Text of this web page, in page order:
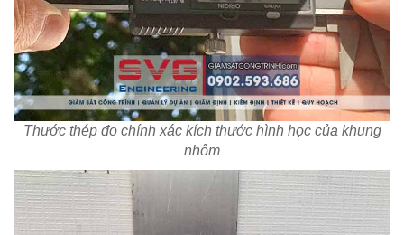
Thước thép đo chính xác kích thước hình học của khung
nhôm